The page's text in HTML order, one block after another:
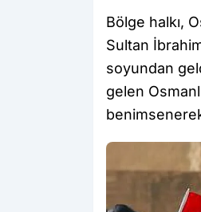
Bölge halkı,
Sultan
soyundan
gelen